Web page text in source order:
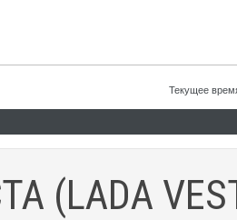
Текущее
(LADA